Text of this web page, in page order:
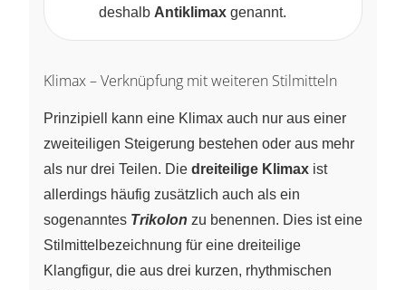
deshalb Antiklimax genannt.
Klimax – Verknüpfung mit weiteren Stilmitteln
Prinzipiell kann eine Klimax auch nur aus einer
zweiteiligen Steigerung bestehen oder aus mehr
als nur drei Teilen. Die dreiteilige Klimax ist
allerdings häufig zusätzlich auch als ein
sogenanntes Trikolon zu benennen. Dies ist eine
Stilmittelbezeichnung für eine dreiteilige
Klangfigur, die aus drei kurzen, rhythmischen